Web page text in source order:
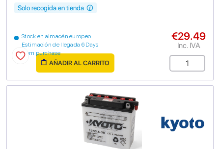
Stock en almacén europeo
Estimación de llegada 6 Days
from purchase
Solo recogida en tienda
€29.49
Inc. IVA
AÑADIR AL CARRITO